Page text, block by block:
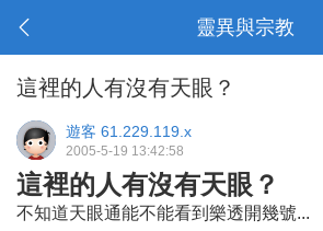
靈異與宗教
這裡的人有沒有天眼？
遊客 61.229.119.x
2005-5-19 13:42:58
這裡的人有沒有天眼？
不知道天眼通能不能看到樂透開幾號...